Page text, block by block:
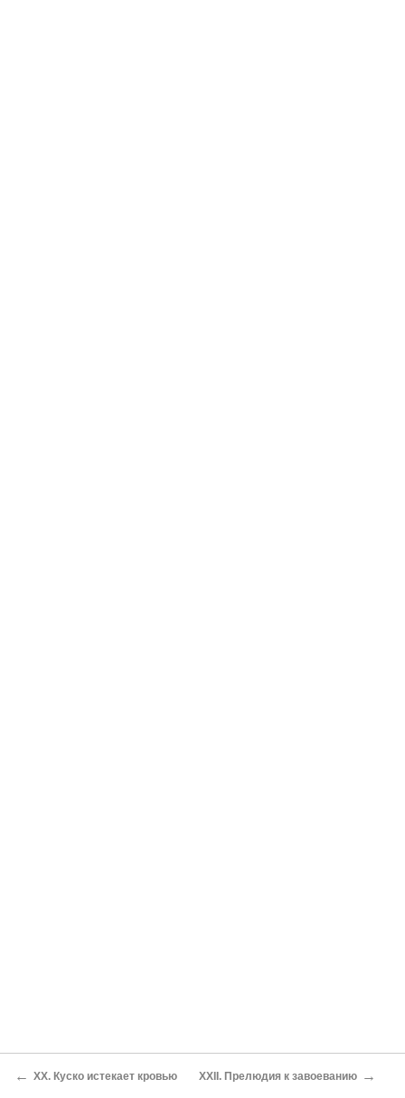
← XX. Куско истекает кровью XXII. Прелюдия к завоеванию →